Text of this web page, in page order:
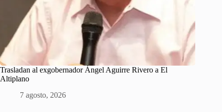
Trasladan al exgobernador Ángel Aguirre Rivero a El
Altiplano
7 agosto, 2026